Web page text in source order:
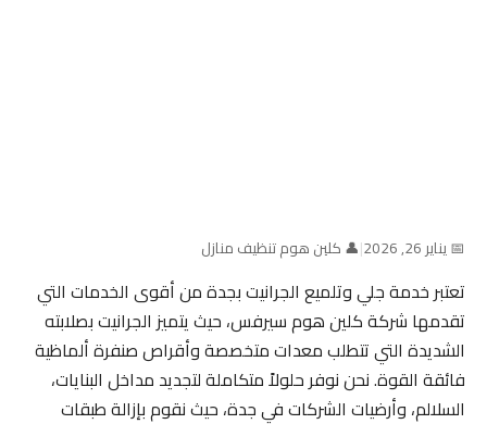
📅 يناير 26, 2026 |👤 كلين هوم تنظيف منازل
تعتبر خدمة جلي وتلميع الجرانيت بجدة من أقوى الخدمات التي
تقدمها شركة كلين هوم سيرفس، حيث يتميز الجرانيت بصلابته
الشديدة التي تتطلب معدات متخصصة وأقراص صنفرة ألماظية
فائقة القوة. نحن نوفر حلولاً متكاملة لتجديد مداخل البنايات،
السلالم، وأرضيات الشركات في جدة، حيث نقوم بإزالة طبقات